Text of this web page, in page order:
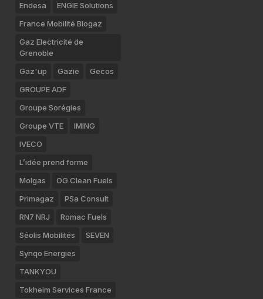
Endesa
ENGIE Solutions
France Mobilité Biogaz
Gaz Electricité de
Grenoble
Gaz'up
Gazie
Gecos
GROUPE ADF
Groupe Sorégies
Groupe VTE
IMING
IVECO
L’idée prend forme
Molgas
OG Clean Fuels
Primagaz
PSa Consult
RN7 NRJ
Romac Fuels
Séolis Mobilités
SEVEN
Synqo Energies
TANKYOU
Tokheim Services France